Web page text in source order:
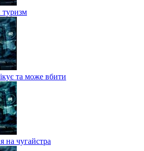
туризм
та може вбити
на чугайстра